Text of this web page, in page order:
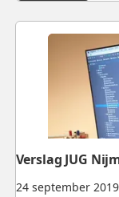
24 september 2019
Verslag JUG